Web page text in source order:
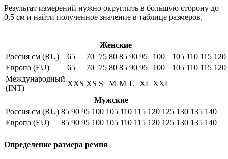
Результат измерений нужно округлить в большую сторону до
0,5 см и найти полученное значение в таблице размеров.
Женские
Россия см (RU)
65 70 75 80 85 90 95 100 105 110 115 120
Европа (EU)
65 70 75 80 85 90 95 100 105 110 115 120
Международный
(INT)
XXS XS S M M L XL XXL
Мужские
Россия см (RU) 85 90 95 100 105 110 115 120 125 130 135 140
Европа (EU)
85 90 95 100 105 110 115 120 125 130 135 140
Определение размера ремня